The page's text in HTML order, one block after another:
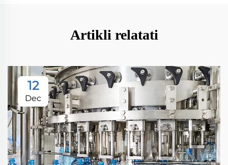
Artikli relatati
12
Dec